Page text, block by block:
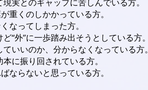
重くのしかかっている方。
なってしまった方。
“外”に一歩踏み出そうとしている方。
ていいのか、分からなくなっている方。
に振り回されている方。
ならないと思っている方。